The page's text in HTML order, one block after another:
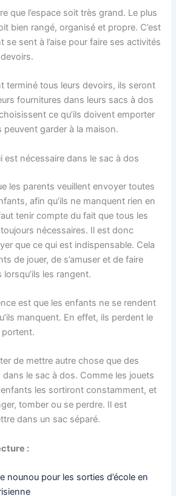
que l’espace soit très grand. Le plus
bien rangé, organisé et propre. C’est
se sent à l’aise pour faire ses activités
terminé tous leurs devoirs, ils seront
fournitures dans leurs sacs à dos
ce qu’ils doivent emporter
peuvent garder à la maison.
est nécessaire dans le sac à dos
les parents veuillent envoyer toutes
afin qu’ils ne manquent rien en
tenir compte du fait que tous les
nécessaires. Il est donc
que ce qui est indispensable. Cela
de jouer, de s’amuser et de faire
les rangent.
est que les enfants ne se rendent
manquent. En effet, ils perdent le
portent.
de mettre autre chose que des
le sac à dos. Comme les jouets
les sortiront constamment, et
tomber ou se perdre. Il est
dans un sac séparé.
:
nounou pour les sorties d’école en